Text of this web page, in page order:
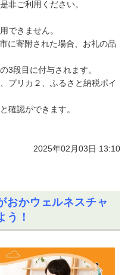
非ご利用ください。
できません。
に寄附された場合、お礼の品
3段目に付与されます。
プリカ２、ふるさと納税ポイ
確認ができます。
2025年02月03日 13:10
おかウェルネスチャ
う！